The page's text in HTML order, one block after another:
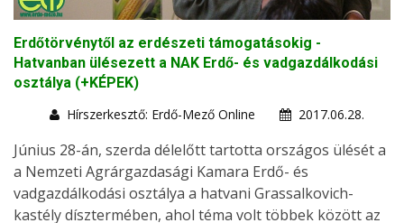
Erdőtörvénytől az erdészeti támogatásokig -
Hatvanban ülésezett a NAK Erdő- és vadgazdálkodási
osztálya (+KÉPEK)
Hírszerkesztő: Erdő-Mező Online
2017.06.28.
Június 28-án, szerda délelőtt tartotta országos ülését a
a Nemzeti Agrárgazdasági Kamara Erdő- és
vadgazdálkodási osztálya a hatvani Grassalkovich-
kastély dísztermében, ahol téma volt többek között az